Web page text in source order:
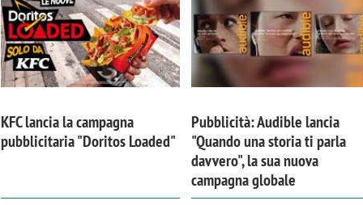
KFC lancia la campagna
pubblicitaria "Doritos Loaded"
Pubblicità: Audible lancia
"Quando una storia ti parla
davvero", la sua nuova
campagna globale